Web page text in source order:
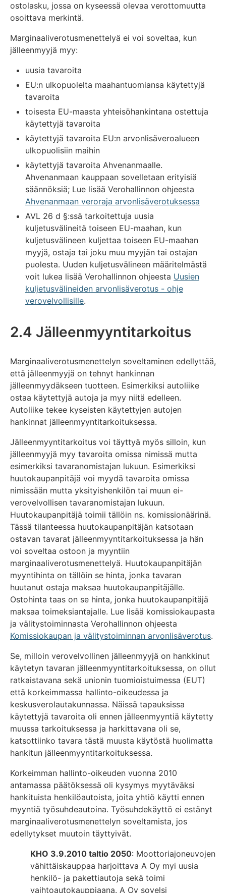
ostolasku, jossa on kyseessä olevaa verottomuutta
osoittava merkintä.
Marginaaliverotusmenettelyä ei voi soveltaa, kun
jälleenmyyjä myy:
uusia tavaroita
EU:n ulkopuolelta maahantuomiansa käytettyjä
tavaroita
toisesta EU-maasta yhteisöhankintana ostettuja
käytettyjä tavaroita
käytettyjä tavaroita EU:n arvonlisäveroalueen
ulkopuolisiin maihin
käytettyjä tavaroita Ahvenanmaalle.
Ahvenanmaan kauppaan sovelletaan erityisiä
säännöksiä; Lue lisää Verohallinnon ohjeesta
Ahvenanmaan veroraja arvonlisäverotuksessa
AVL 26 d §:ssä tarkoitettuja uusia
kuljetusvälineitä toiseen EU-maahan, kun
kuljetusvälineen kuljettaa toiseen EU-maahan
myyjä, ostaja tai joku muu myyjän tai ostajan
puolesta. Uuden kuljetusvälineen määritelmästä
voit lukea lisää Verohallinnon ohjeesta Uusien
kuljetusvälineiden arvonlisäverotus - ohje
verovelvollisille.
2.4 Jälleenmyyntitarkoitus
Marginaaliverotusmenettelyn soveltaminen edellyttää,
että jälleenmyyjä on tehnyt hankinnan
jälleenmyydäkseen tuotteen. Esimerkiksi autoliike
ostaa käytettyjä autoja ja myy niitä edelleen.
Autoliike tekee kyseisten käytettyjen autojen
hankinnat jälleenmyyntitarkoituksessa.
Jälleenmyyntitarkoitus voi täyttyä myös silloin, kun
jälleenmyyjä myy tavaroita omissa nimissä mutta
esimerkiksi tavaranomistajan lukuun. Esimerkiksi
huutokaupanpitäjä voi myydä tavaroita omissa
nimissään mutta yksityishenkilön tai muun ei-
verovelvollisen tavaranomistajan lukuun.
Huutokaupanpitäjä toimii tällöin ns. komissionäärinä.
Tässä tilanteessa huutokaupanpitäjän katsotaan
ostavan tavarat jälleenmyyntitarkoituksessa ja hän
voi soveltaa ostoon ja myyntiin
marginaaliverotusmenettelyä. Huutokaupanpitäjän
myyntihinta on tällöin se hinta, jonka tavaran
huutanut ostaja maksaa huutokaupanpitäjälle.
Ostohinta taas on se hinta, jonka huutokaupanpitäjä
maksaa toimeksiantajalle. Lue lisää komissiokaupasta
ja välitystoiminnasta Verohallinnon ohjeesta
Komissiokaupan ja välitystoiminnan arvonlisäverotus.
Se, milloin verovelvollinen jälleenmyyjä on hankkinut
käytetyn tavaran jälleenmyyntitarkoituksessa, on ollut
ratkaistavana sekä unionin tuomioistuimessa (EUT)
että korkeimmassa hallinto-oikeudessa ja
keskusverolautakunnassa. Näissä tapauksissa
käytettyjä tavaroita oli ennen jälleenmyyntiä käytetty
muussa tarkoituksessa ja harkittavana oli se,
katsottiinko tavara tästä muusta käytöstä huolimatta
hankitun jälleenmyyntitarkoituksessa.
Korkeimman hallinto-oikeuden vuonna 2010
antamassa päätöksessä oli kysymys myytäväksi
hankituista henkilöautoista, joita yhtiö käytti ennen
myyntiä työsuhdeautoina. Työsuhdekäyttö ei estänyt
marginaaliverotusmenettelyn soveltamista, jos
edellytykset muutoin täyttyivät.
KHO 3.9.2010 taltio 2050: Moottoriajoneuvojen
vähittäiskauppaa harjoittava A Oy myi uusia
henkilö- ja pakettiautoja sekä toimi
vaihtoautokauppiaana. A Oy sovelsi